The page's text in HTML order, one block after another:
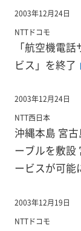
2003年12月24日
NTTドコモ
「航空機電
ビス」を終了
2003年12月24日
NTT西日本
沖縄本島 宮
ーブルを敷設
ービスが可能
2003年12月19日
NTTドコモ